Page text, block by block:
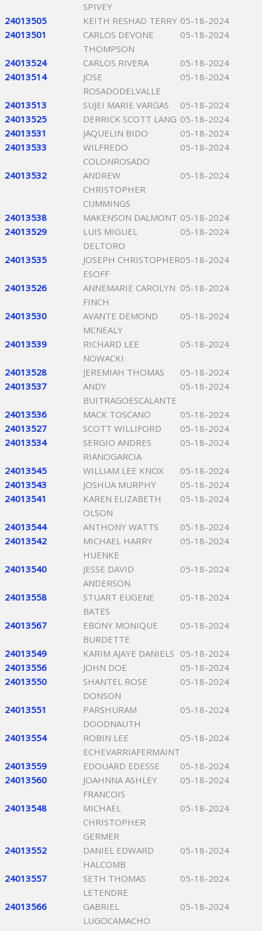
SPIVEY
24013505 KEITH RESHAD TERRY 05-18-2024
24013501
CARLOS DEVONE
THOMPSON
05-18-2024
24013524 CARLOS RIVERA
05-18-2024
24013514
JOSE
ROSADODELVALLE
05-18-2024
24013513 SUJEI MARIE VARGAS
05-18-2024
24013525
DERRICK SCOTT LANG 05-18-2024
24013531
JAQUELIN BIDO
05-18-2024
24013533
WILFREDO
COLONROSADO
05-18-2024
24013532
ANDREW
CHRISTOPHER
CUMMINGS
05-18-2024
24013538 MAKENSON DALMONT 05-18-2024
24013529
LUIS MIGUEL
DELTORO
05-18-2024
24013535
JOSEPH CHRISTOPHER
ESOFF
05-18-2024
24013526
ANNEMARIE CAROLYN
FINCH
05-18-2024
24013530
AVANTE DEMOND
MCNEALY
05-18-2024
24013539
RICHARD LEE
NOWACKI
05-18-2024
24013528 JEREMIAH THOMAS
05-18-2024
24013537
ANDY
BUITRAGOESCALANTE
05-18-2024
24013536 MACK TOSCANO
05-18-2024
24013527
SCOTT WILLIFORD
05-18-2024
24013534
SERGIO ANDRES
RIANOGARCIA
05-18-2024
24013545 WILLIAM LEE KNOX
05-18-2024
24013543
JOSHUA MURPHY
05-18-2024
24013541
KAREN ELIZABETH
OLSON
05-18-2024
24013544 ANTHONY WATTS
05-18-2024
24013542
MICHAEL HARRY
HUENKE
05-18-2024
24013540
JESSE DAVID
ANDERSON
05-18-2024
24013558
STUART EUGENE
BATES
05-18-2024
24013567
EBONY MONIQUE
BURDETTE
05-18-2024
24013549 KARIM AJAYE DANIELS 05-18-2024
24013556
JOHN DOE
05-18-2024
24013550
SHANTEL ROSE
DONSON
05-18-2024
24013551
PARSHURAM
DOODNAUTH
05-18-2024
24013554
ROBIN LEE
ECHEVARRIAFERMAINT
05-18-2024
24013559 EDOUARD EDESSE
05-18-2024
24013560
JOAHNNA ASHLEY
FRANCOIS
05-18-2024
24013548
MICHAEL
CHRISTOPHER
GERMER
05-18-2024
24013552
DANIEL EDWARD
HALCOMB
05-18-2024
24013557
SETH THOMAS
LETENDRE
05-18-2024
24013566
GABRIEL
LUGOCAMACHO
05-18-2024